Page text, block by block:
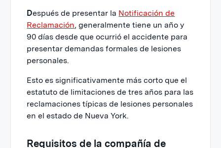
Después de presentar la Notificación de
Reclamación, generalmente tiene un año y
90 días desde que ocurrió el accidente para
presentar demandas formales de lesiones
personales.
Esto es significativamente más corto que el
estatuto de limitaciones de tres años para las
reclamaciones típicas de lesiones personales
en el estado de Nueva York.
Requisitos de la compañía de